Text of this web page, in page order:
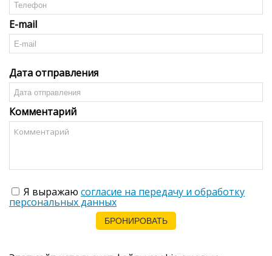
E-mail
Дата отправления
Комментарий
Я выражаю согласие на передачу и обработку
персональных данных